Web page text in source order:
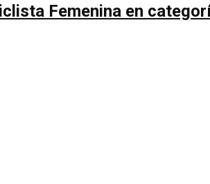
Femenina en